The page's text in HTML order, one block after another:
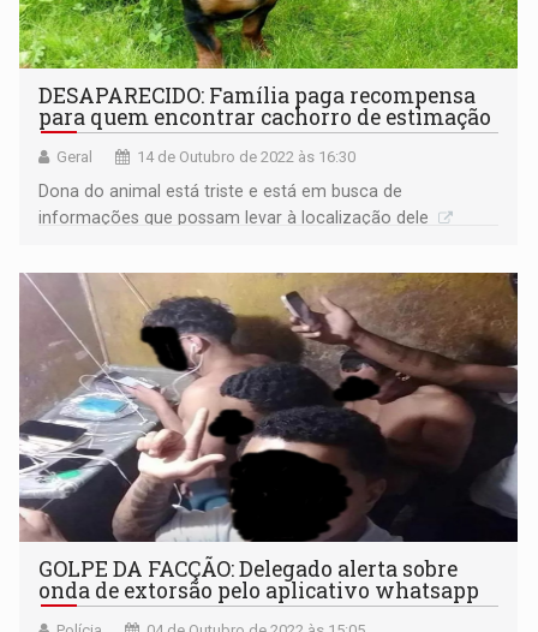
DESAPARECIDO: Família paga recompensa
para quem encontrar cachorro de estimação
Geral 14 de Outubro de 2022 às 16:30
Dona do animal está triste e está em busca de
informações que possam levar à localização dele
GOLPE DA FACÇÃO: Delegado alerta sobre
onda de extorsão pelo aplicativo whatsapp